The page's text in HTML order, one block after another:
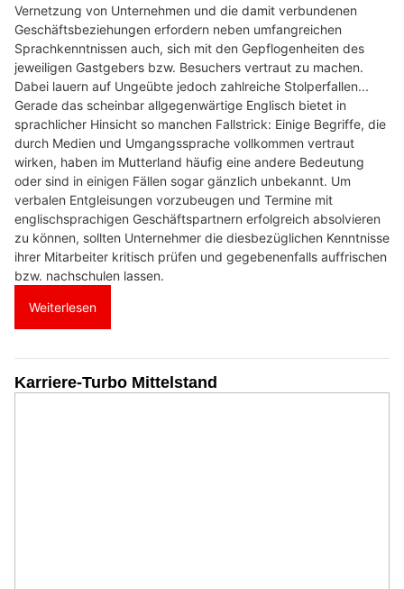
Vernetzung von Unternehmen und die damit verbundenen
Geschäftsbeziehungen erfordern neben umfangreichen
Sprachkenntnissen auch, sich mit den Gepflogenheiten des
jeweiligen Gastgebers bzw. Besuchers vertraut zu machen.
Dabei lauern auf Ungeübte jedoch zahlreiche Stolperfallen...
Gerade das scheinbar allgegenwärtige Englisch bietet in
sprachlicher Hinsicht so manchen Fallstrick: Einige Begriffe, die
durch Medien und Umgangssprache vollkommen vertraut
wirken, haben im Mutterland häufig eine andere Bedeutung
oder sind in einigen Fällen sogar gänzlich unbekannt. Um
verbalen Entgleisungen vorzubeugen und Termine mit
englischsprachigen Geschäftspartnern erfolgreich absolvieren
zu können, sollten Unternehmer die diesbezüglichen Kenntnisse
ihrer Mitarbeiter kritisch prüfen und gegebenenfalls auffrischen
bzw. nachschulen lassen.
Weiterlesen
Karriere-Turbo Mittelstand